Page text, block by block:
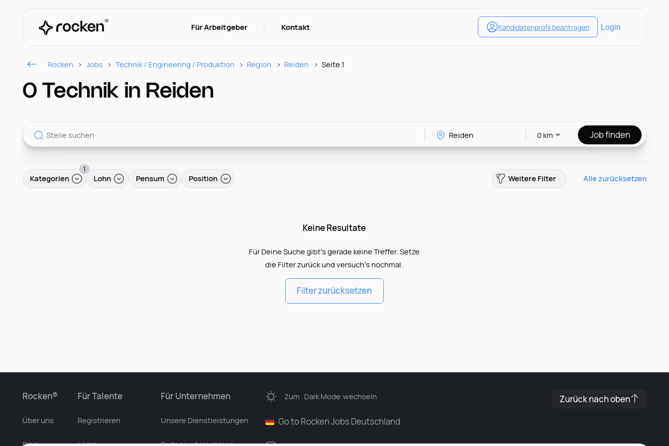
Für Arbeitgeber Kontakt
Rocken Jobs Technik / Engineering / Produktion Region Reiden Seite 1
0 Technik in Reiden
0 km Job finden
Kategorien
1
Lohn Pensum Position Weitere Filter Alle zurücksetzen
Keine Resultate
Für Deine Suche gibt’s gerade keine Treffer. Setze
die Filter zurück und versuch’s nochmal.
Filter zurücksetzen
Rocken®
Über uns
Für Talente
Registrieren
Für Unternehmen
Unsere Dienstleistungen
Zum Dark Mode wechseln
Go to Rocken Jobs Deutschland
Zurück nach oben